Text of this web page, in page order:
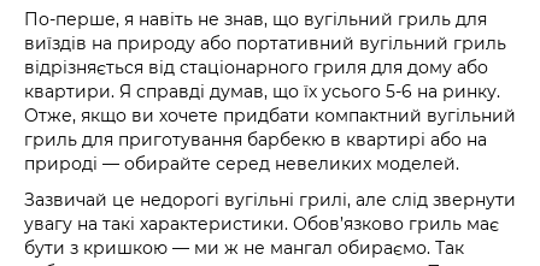
По-перше, я навіть не знав, що вугільний гриль для
виїздів на природу або портативний вугільний гриль
відрізняється від стаціонарного гриля для дому або
квартири. Я справді думав, що їх усього 5-6 на ринку.
Отже, якщо ви хочете придбати компактний вугільний
гриль для приготування барбекю в квартирі або на
природі — обирайте серед невеликих моделей.
Зазвичай це недорогі вугільні грилі, але слід звернути
увагу на такі характеристики. Обов’язково гриль має
бути з кришкою — ми ж не мангал обираємо. Так